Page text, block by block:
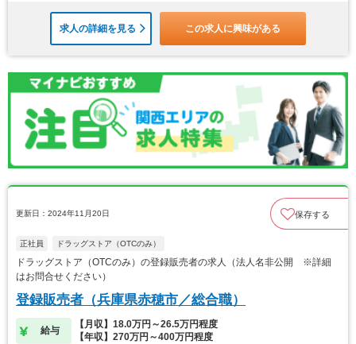
求人の詳細を見る この求人に興味がある
更新日：2024年11月20日 保存する
正社員 ドラッグストア（OTCのみ）
ドラッグストア（OTCのみ）の登録販売者の求人（法人名非公開 ※詳細
はお問合せください）
登録販売者（兵庫県赤穂市／総合職）
給与
【月収】18.0万円～26.5万円程度
【年収】270万円～400万円程度